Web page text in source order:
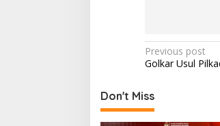
Post
Previous post
Golkar Usul
Don't Miss